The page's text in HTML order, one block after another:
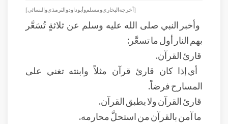
[أخرجه البخاري ومسلم وأبو داود والترمذي والنسائي]
وأخبر النبي صلى الله عليه وسلم عن ثلاثةٍ تُسَعَّر
بهم النار أول ما تسعَّر:
قارئ القرآن.
أي إذا كان قارئ قرآن مثلاً وابنته تغني على
المسارح فرضاً.
قارئ القرآن ولا يطبق القرآن.
ما آمن بالقرآن من استحلَّ محارمه.